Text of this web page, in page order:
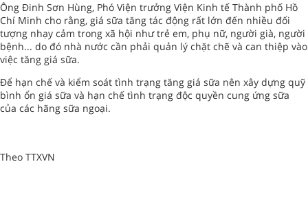
Ông Đinh Sơn Hùng, Phó Viện trưởng Viện Kinh tế Thành phố Hồ
Chí Minh cho rằng, giá sữa tăng tác động rất lớn đến nhiều đối
tượng nhạy cảm trong xã hội như trẻ em, phụ nữ, người già, người
bệnh... do đó nhà nước cần phải quản lý chặt chẽ và can thiệp vào
việc tăng giá sữa.
Để hạn chế và kiểm soát tình trạng tăng giá sữa nên xây dựng quỹ
bình ổn giá sữa và hạn chế tình trạng độc quyền cung ứng sữa
của các hãng sữa ngoại.
Theo TTXVN